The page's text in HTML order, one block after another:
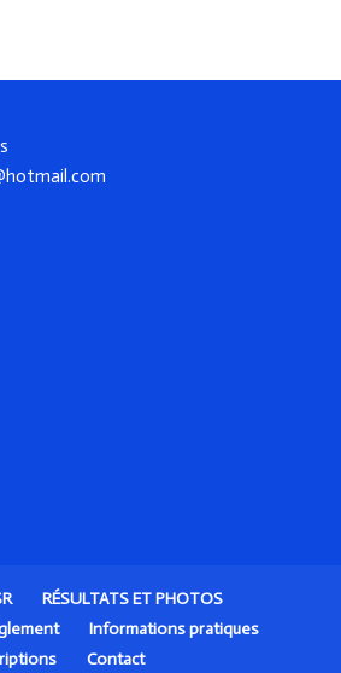
RÉSULTATS ET PHOTOS
Informations pratiques
Contact